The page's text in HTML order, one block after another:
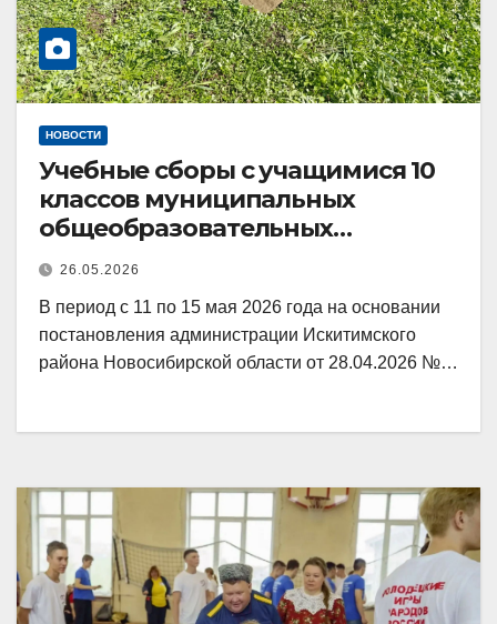
НОВОСТИ
Учебные сборы с учащимися 10
классов муниципальных
общеобразовательных
учреждений Искитимского
района
26.05.2026
В период с 11 по 15 мая 2026 года на основании
постановления администрации Искитимского
района Новосибирской области от 28.04.2026 №…